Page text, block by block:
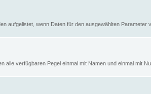
aufgelistet, wenn Daten für den ausgewählten Parameter
alle verfügbaren Pegel einmal mit Namen und einmal mit